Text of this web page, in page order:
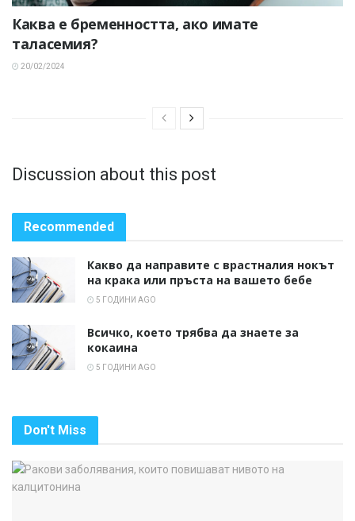
Каква е бременността, ако имате
таласемия?
20/02/2024
Discussion about this post
Recommended
Какво да направите с врастналия нокът
на крака или пръста на вашето бебе
5 ГОДИНИ AGO
Всичко, което трябва да знаете за
кокаина
5 ГОДИНИ AGO
Don't Miss